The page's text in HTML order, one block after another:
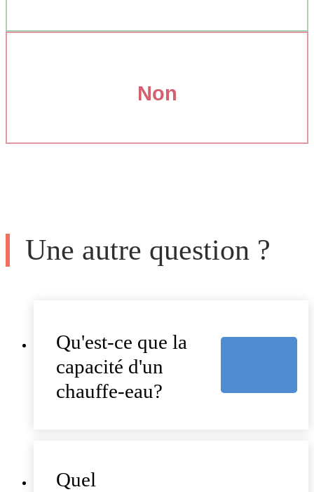
Non
Une autre question ?
Qu'est-ce que la
capacité d'un
chauffe-eau?
Quel